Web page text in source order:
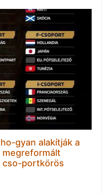
gyan alakítják a
megreformált
cso-portkörös